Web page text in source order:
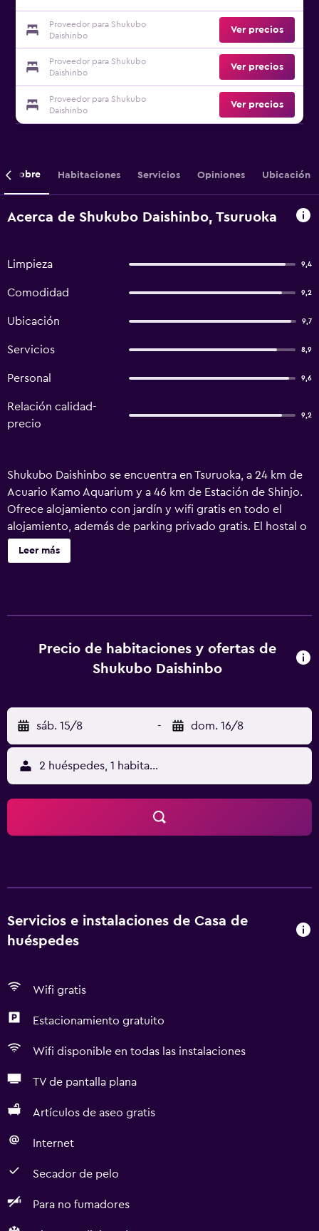
Proveedor para Shukubo
Daishinbo
Ver precios
Proveedor para Shukubo
Daishinbo
Ver precios
Proveedor para Shukubo
Daishinbo
Ver precios
Sobre Habitaciones Servicios Opiniones Ubicación
Acerca de Shukubo Daishinbo, Tsuruoka
Limpieza 9,4
Comodidad 9,2
Ubicación 9,7
Servicios 8,9
Personal 9,6
Relación calidad-
precio
9,2
Shukubo Daishinbo se encuentra en Tsuruoka, a 24 km de
Acuario Kamo Aquarium y a 46 km de Estación de Shinjo.
Ofrece alojamiento con jardín y wifi gratis en todo el
alojamiento, además de parking privado gratis. El hostal o
pensión dispone de habitaciones familiares. Todas las
unidades del alojamiento tienen baño compartido con
Leer más
Precio de habitaciones y ofertas de
Shukubo Daishinbo
sáb. 15/8 - dom. 16/8
2 huéspedes, 1 habitación
Servicios e instalaciones de Casa de
huéspedes
Wifi gratis
Estacionamiento gratuito
Wifi disponible en todas las instalaciones
TV de pantalla plana
Artículos de aseo gratis
Internet
Secador de pelo
Para no fumadores